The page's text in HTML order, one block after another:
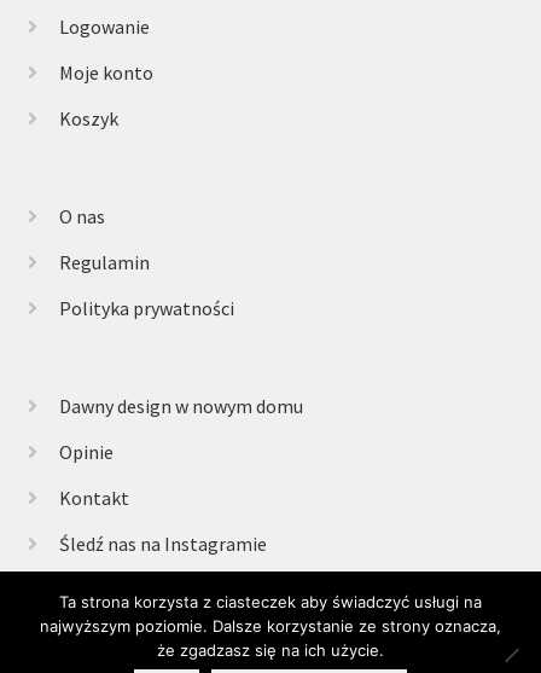
Logowanie
Moje konto
Koszyk
O nas
Regulamin
Polityka prywatności
Dawny design w nowym domu
Opinie
Kontakt
Śledź nas na Instagramie
© Retrogabinet 2025
Ta strona korzysta z ciasteczek aby świadczyć usługi na
najwyższym poziomie. Dalsze korzystanie ze strony oznacza,
że zgadzasz się na ich użycie.